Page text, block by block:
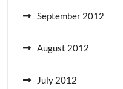
September 2012
August 2012
July 2012